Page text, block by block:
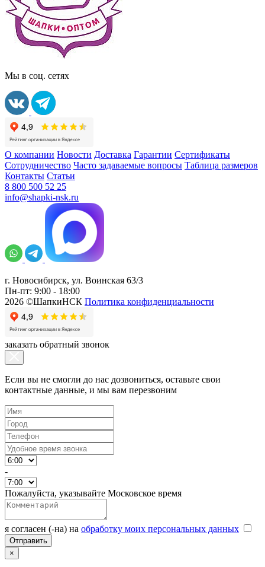
Мы в соц. сетях
О компании Новости Доставка Гарантии Сертификаты
Сотрудничество Часто задаваемые вопросы Таблица размеров
Контакты Статьи
8 800 500 52 25
info@shapki-nsk.ru
г. Новосибирск, ул. Воинская 63/3
Пн-пт: 9:00 - 18:00
2026 ©ШапкиНСК Политика конфиденциальности
заказать обратный звонок
Если вы не смогли до нас дозвониться, оставьте свои
контактные данные, и мы вам перезвоним
-
Пожалуйста, указывайте Московское время
я согласен (-на) на обработку моих персональных данных
×